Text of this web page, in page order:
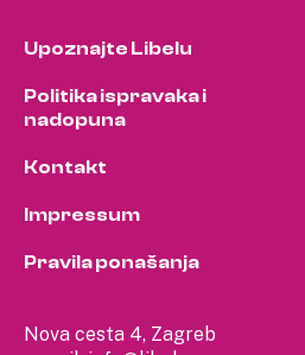
Nova cesta 4, Zagreb
Upoznajte Libelu
Politika ispravaka i
nadopuna
Kontakt
Impressum
Pravila ponašanja